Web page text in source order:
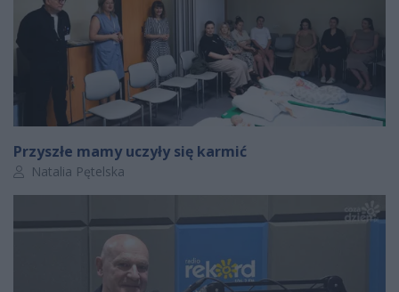
Przyszłe mamy uczyły się karmić
Autor artykułu:
Natalia Pętelska